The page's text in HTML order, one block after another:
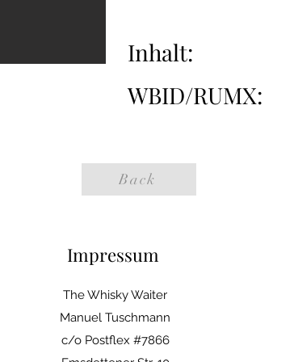
Inhalt:
WBID/RUMX:
Back
Impressum
The Whisky Waiter
Manuel Tuschmann
c/o Postflex #7866